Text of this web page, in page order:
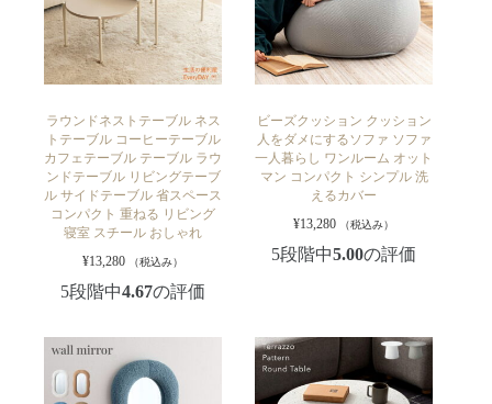
ラウンドネストテーブル ネス
トテーブル コーヒーテーブル
カフェテーブル テーブル ラウ
ンドテーブル リビングテーブ
ル サイドテーブル 省スペース
コンパクト 重ねる リビング
寝室 スチール おしゃれ
¥13,280 （税込み）
5段階中4.67の評価
ビーズクッション クッション
人をダメにするソファ ソファ
一人暮らし ワンルーム オット
マン コンパクト シンプル 洗
えるカバー
¥13,280 （税込み）
5段階中5.00の評価